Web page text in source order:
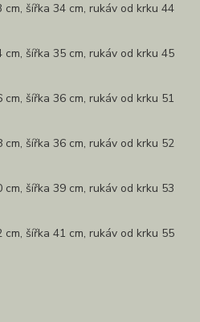
šířka 34 cm, rukáv od krku 44
šířka 35 cm, rukáv od krku 45
šířka 36 cm, rukáv od krku 51
šířka 36 cm, rukáv od krku 52
šířka 39 cm, rukáv od krku 53
šířka 41 cm, rukáv od krku 55